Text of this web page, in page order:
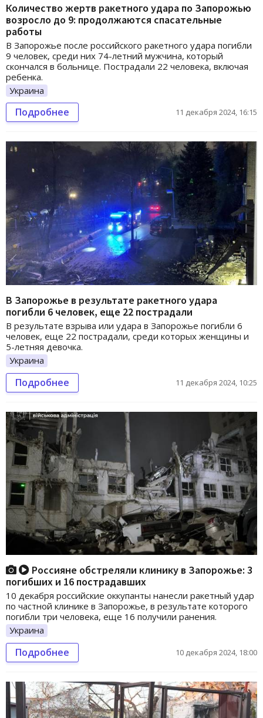
Количество жертв ракетного удара по Запорожью
возросло до 9: продолжаются спасательные
работы
В Запорожье после российского ракетного удара погибли
9 человек, среди них 74-летний мужчина, который
скончался в больнице. Пострадали 22 человека, включая
ребенка.
Украина
Подробнее 11 декабря 2024, 16:15
В Запорожье в результате ракетного удара
погибли 6 человек, еще 22 пострадали
В результате взрыва или удара в Запорожье погибли 6
человек, еще 22 пострадали, среди которых женщины и
5-летняя девочка.
Украина
Подробнее 11 декабря 2024, 10:25
Россияне обстреляли клинику в Запорожье: 3
погибших и 16 пострадавших
10 декабря российские оккупанты нанесли ракетный удар
по частной клинике в Запорожье, в результате которого
погибли три человека, еще 16 получили ранения.
Украина
Подробнее 10 декабря 2024, 18:00